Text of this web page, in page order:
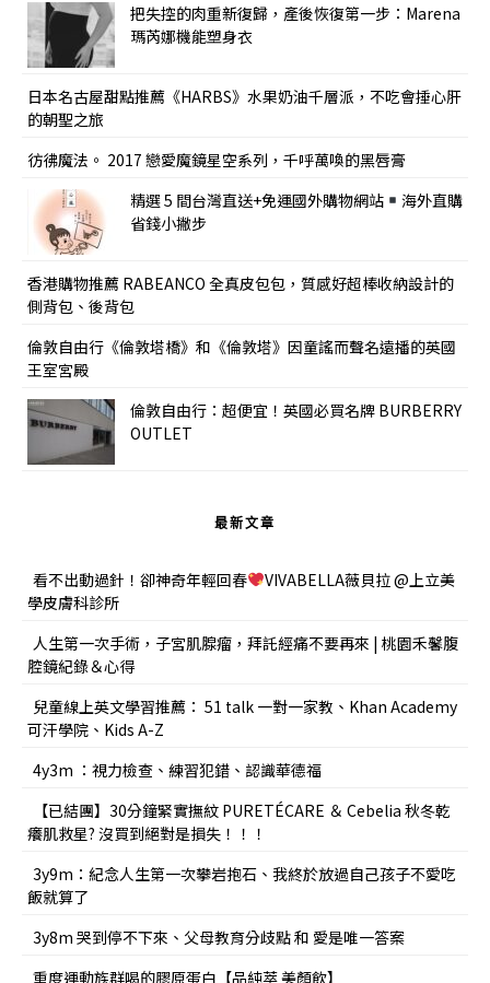
把失控的肉重新復歸，產後恢復第一步：Marena
瑪芮娜機能塑身衣
日本名古屋甜點推薦《HARBS》水果奶油千層派，不吃會捶心肝
的朝聖之旅
彷彿魔法。 2017 戀愛魔鏡星空系列，千呼萬喚的黑唇膏
精選 5 間台灣直送+免運國外購物網站
海外直購
省錢小撇步
香港購物推薦 RABEANCO 全真皮包包，質感好超棒收納設計的
側背包、後背包
倫敦自由行《倫敦塔橋》和《倫敦塔》因童謠而聲名遠播的英國
王室宮殿
倫敦自由行：超便宜！英國必買名牌 BURBERRY
OUTLET
最新文章
看不出動過針！卻神奇年輕回春
VIVABELLA薇貝拉 @上立美
學皮膚科診所
人生第一次手術，子宮肌腺瘤，拜託經痛不要再來 | 桃園禾馨腹
腔鏡紀錄＆心得
兒童線上英文學習推薦： 51 talk 一對一家教、Khan Academy
可汗學院、Kids A-Z
4y3m ：視力檢查、練習犯錯、認識華德福
【已結團】30分鐘緊實撫紋 PURETÉCARE ＆ Cebelia 秋冬乾
癢肌救星? 沒買到絕對是損失！！！
3y9m：紀念人生第一次攀岩抱石、我終於放過自己孩子不愛吃
飯就算了
3y8m 哭到停不下來、父母教育分歧點 和 愛是唯一答案
重度運動族群喝的膠原蛋白【品純萃 美顏飲】